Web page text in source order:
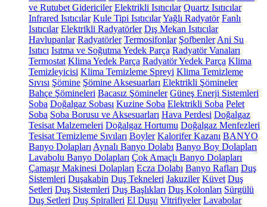
ve Rutubet Gidericiler Elektrikli Isıtıcılar Quartz Isıtıcılar
Infrared Isıtıcılar Kule Tipi IsıtıcılarYağlı Radyatör Fanlı
Isıtıcılar Elektrikli Radyatörler Dış Mekan Isıtıcılar
Havlupanlar Radyatörler Termosifonlar Şofbenler Ani Su
Isıtıcı Isıtma ve Soğutma Yedek Parça Radyatör Vanaları
Termostat Klima Yedek Parça Radyatör Yedek Parça Klima
Temizleyicisi Klima Temizleme Spreyi Klima Temizleme
Sıvısı Şömine Şömine Aksesuarları Elektrikli Şömineler
Bahçe Şömineleri Bacasız Şömineler Güneş Enerji Sistemleri
Soba Doğalgaz Sobası Kuzine Soba Elektrikli Soba Pelet
Soba Soba Borusu ve Aksesuarları Hava Perdesi Doğalgaz
Tesisat Malzemeleri Doğalgaz Hortumu Doğalgaz Menfezleri
Tesisat Temizleme Sıvıları Boyler Kalorifer Kazanı BANYO
Banyo Dolapları Aynalı Banyo Dolabı Banyo Boy Dolapları
Lavabolu Banyo Dolapları Çok Amaçlı Banyo Dolapları
Çamaşır Makinesi Dolapları Ecza Dolabı Banyo Rafları Duş
Sistemleri Duşakabin Duş Tekneleri Jakuziler Küvet Duş
Setleri Duş Sistemleri Duş Başlıkları Duş Kolonları Sürgülü
Duş Setleri Duş Spiralleri El Duşu Vitrifiyeler Lavabolar